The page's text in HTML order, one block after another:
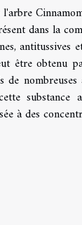
dans la
antitussives
être obtenu
de
à des